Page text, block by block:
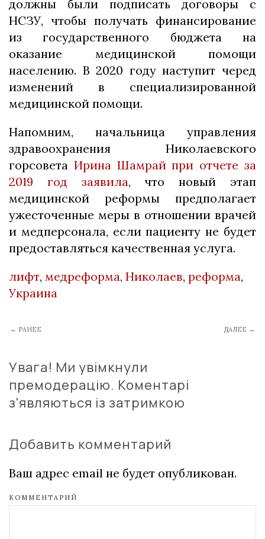
должны были подписать договоры с
НСЗУ, чтобы получать финансирование
из государственного бюджета на
оказание медицинской помощи
населению. В 2020 году наступит черед
изменений в специализированной
медицинской помощи.
Напомним, начальница управления
здравоохранения Николаевского
горсовета Ирина Шамрай при отчете за
2019 год заявила, что новый этап
медицинской реформы предполагает
ужесточенные меры в отношении врачей
и медперсонала, если пациенту не будет
предоставляться качественная услуга.
лифт, медреформа, Николаев, реформа,
Украина
← РАНЕЕ ДАЛЕЕ →
Увага! Ми увімкнули
премодерацію. Коментарі
з'являються із затримкою
Добавить комментарий
Ваш адрес email не будет опубликован.
КОММЕНТАРИЙ